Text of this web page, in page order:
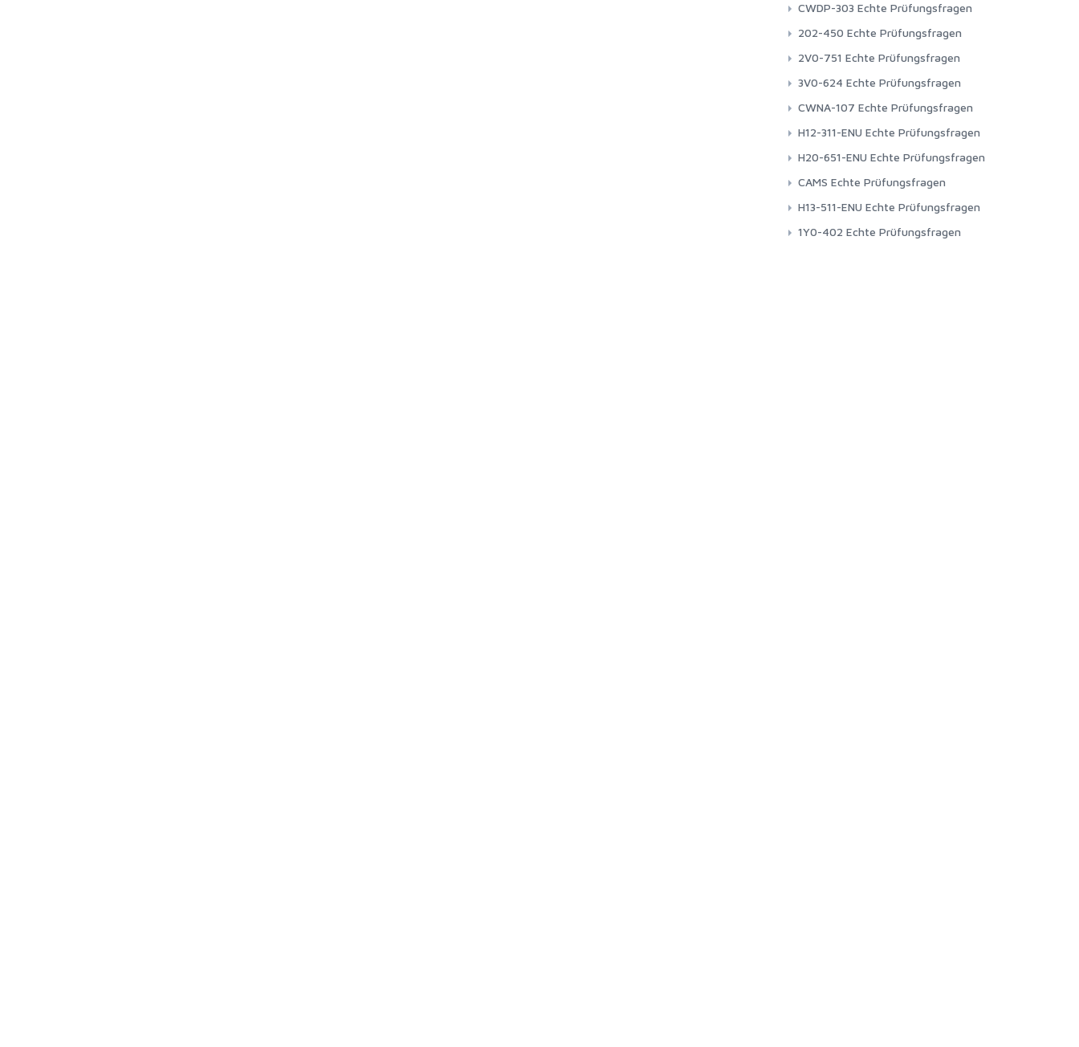
CWDP-303 Echte Prüfungsfragen
202-450 Echte Prüfungsfragen
2V0-751 Echte Prüfungsfragen
3V0-624 Echte Prüfungsfragen
CWNA-107 Echte Prüfungsfragen
H12-311-ENU Echte Prüfungsfragen
H20-651-ENU Echte Prüfungsfragen
CAMS Echte Prüfungsfragen
H13-511-ENU Echte Prüfungsfragen
1Y0-402 Echte Prüfungsfragen